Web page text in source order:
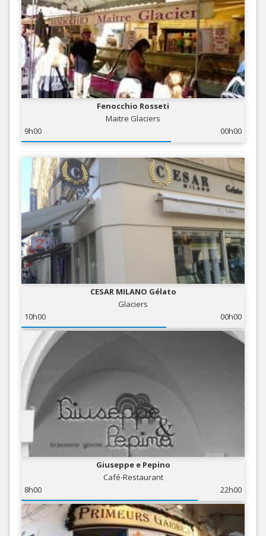
Fenocchio Rosseti
Maitre Glaciers
9h00
00h00
CESAR MILANO Gélato
Glaciers
10h00
00h00
Giuseppe e Pepino
Café-Restaurant
8h00
22h00